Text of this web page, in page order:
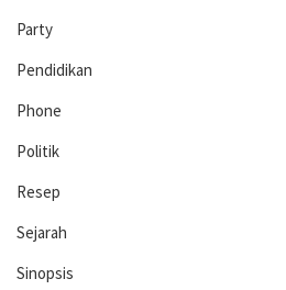
Party
Pendidikan
Phone
Politik
Resep
Sejarah
Sinopsis